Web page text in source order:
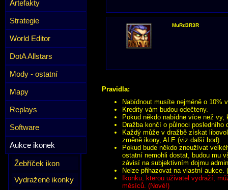
Artefakty
Strategie
World Editor
DotA Allstars
Mody - ostatní
Mapy
Replays
Software
Aukce ikonek
Žebříček ikon
Vydražené ikonky
MuRd3R3R
Pravidla:
Nabídnout musíte nejméně o
Kredity vám budou odečteny.
Pokud někdo nabídne více než
Dražba končí o půlnoci posledního
Každý může v dražbě získat
změně ikony, ALE (viz další bod).
Pokud bude někdo zneužívat
ostatní nemohli dostat, budou mu
závisí na subjektivním dojmu
Nelze přihazovat na vlastní aukce.
Ikonku, kterou uživatel vydraží,
měsíců. (Nové!)